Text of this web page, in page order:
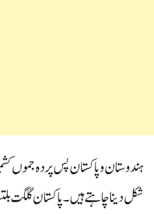
ہندوستان و پاکستان پس پردہ جموں
شکل دینا چاہتے ہیں۔ پاکستان گلگت